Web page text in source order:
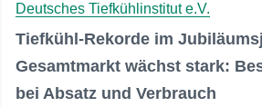
Deutsches Tiefkühlinstitut e.V.
Tiefkühl-Rekorde im
Gesamtmarkt wächst stark:
bei Absatz und Verbrauch